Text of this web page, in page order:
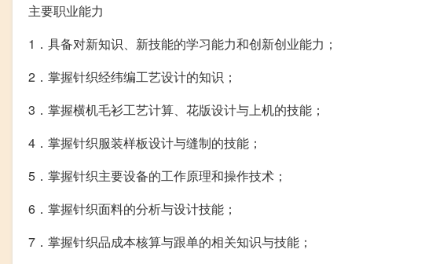
主要职业能力
1．具备对新知识、新技能的学习能力和创新创业能力；
2．掌握针织经纬编工艺设计的知识；
3．掌握横机毛衫工艺计算、花版设计与上机的技能；
4．掌握针织服装样板设计与缝制的技能；
5．掌握针织主要设备的工作原理和操作技术；
6．掌握针织面料的分析与设计技能；
7．掌握针织品成本核算与跟单的相关知识与技能；